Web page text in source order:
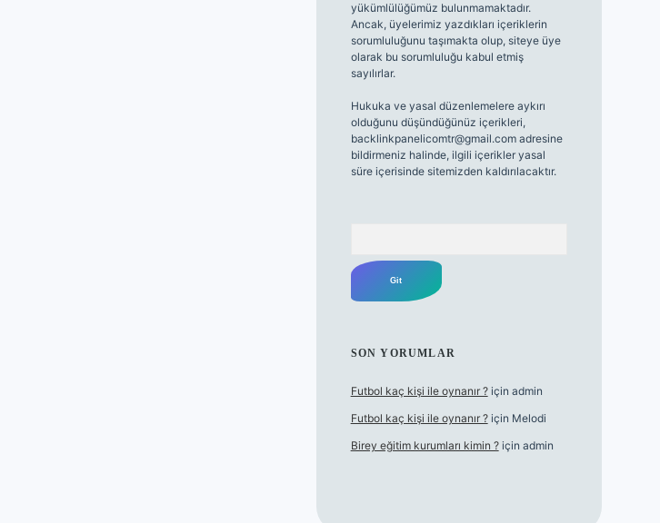
yükümlülüğümüz bulunmamaktadır.
Ancak, üyelerimiz yazdıkları içeriklerin
sorumluluğunu taşımakta olup, siteye üye
olarak bu sorumluluğu kabul etmiş
sayılırlar.
Hukuka ve yasal düzenlemelere aykırı
olduğunu düşündüğünüz içerikleri,
backlinkpanelicomtr@gmail.comadresine
bildirmeniz halinde, ilgili içerikler yasal
süre içerisinde sitemizden kaldırılacaktır.
SON YORUMLAR
Futbol kaç kişi ile oynanır ?için admin
Futbol kaç kişi ile oynanır ?için Melodi
Birey eğitim kurumları kimin ?için admin